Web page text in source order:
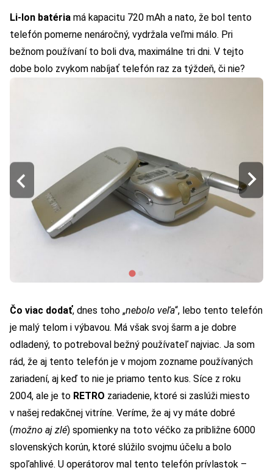
Li-Ion batéria má kapacitu 720 mAh a nato, že bol tento
telefón pomerne nenáročný, vydržala veľmi málo. Pri
bežnom používaní to boli dva, maximálne tri dni. V tejto
dobe bolo zvykom nabíjať telefón raz za týždeň, či nie?
Čo viac dodať, dnes toho „nebolo veľa“, lebo tento telefón
je malý telom i výbavou. Má však svoj šarm a je dobre
odladený, to potreboval bežný používateľ najviac. Ja som
rád, že aj tento telefón je v mojom zozname používaných
zariadení, aj keď to nie je priamo tento kus. Síce z roku
2004, ale je to RETRO zariadenie, ktoré si zaslúži miesto
v našej redakčnej vitríne. Veríme, že aj vy máte dobré
(možno aj zlé) spomienky na toto véčko za približne 6000
slovenských korún, ktoré slúžilo svojmu účelu a bolo
spoľahlivé. U operátorov mal tento telefón prívlastok –